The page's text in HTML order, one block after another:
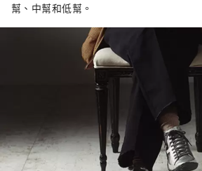
幫、中幫和低幫。